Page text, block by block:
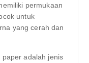
permukaan
untuk
yang cerah dan
paper adalah jenis